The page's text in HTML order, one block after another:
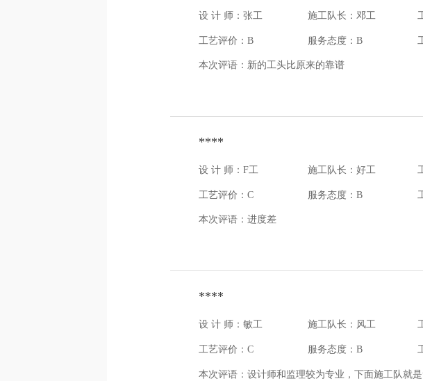
设 计 师：张工 施工队长：邓工
工艺评价：B 服务态度：B
本次评语： 新的工头比原来的靠谱
****
设 计 师：F工 施工队长：好工
工艺评价：C 服务态度：B
本次评语： 进度差
****
设 计 师：敏工 施工队长：风工
工艺评价：C 服务态度：B
本次评语： 设计师和监理较为专业，下面施工队就